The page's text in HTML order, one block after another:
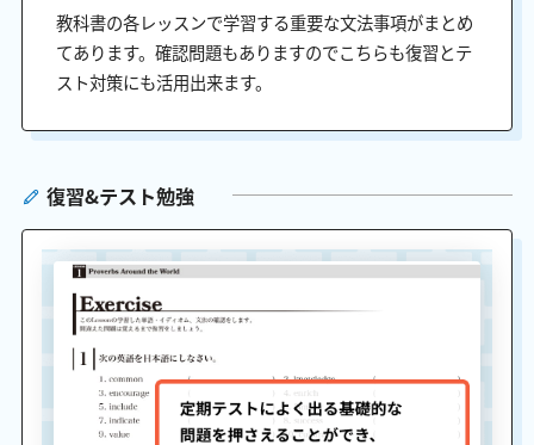
教科書の各レッスンで学習する重要な文法事項がまとめ
てあります。確認問題もありますのでこちらも復習とテ
スト対策にも活用出来ます。
復習&テスト勉強